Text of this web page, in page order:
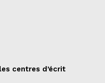
centres d’écrit